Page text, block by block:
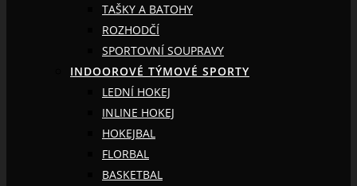
TAŠKY A BATOHY
ROZHODČÍ
SPORTOVNÍ SOUPRAVY
INDOOROVÉ TÝMOVÉ SPORTY
LEDNÍ HOKEJ
INLINE HOKEJ
HOKEJBAL
FLORBAL
BASKETBAL